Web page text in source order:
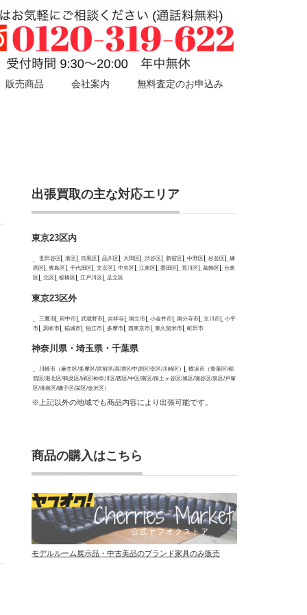
販売商品 会社案内 無料査定のお申込み
出張買取の主な対応エリア
東京23区内
世田谷区 港区 目黒区 品川区 大田区 渋谷区 新宿区 中野区 杉並区
練
馬区
豊島区 千代田区 文京区 中央区 江東区 墨田区 荒川区 葛飾区
台東
区
北区 板橋区 江戸川区 足立区
東京23区外
三鷹市 府中市 武蔵野市 吉祥寺 国立市 小金井市 国分寺市 立川市
小平
市
調布市 稲城市 狛江市 多摩市 西東京市 東久留米市 町田市
神奈川県・埼玉県・千葉県
川崎市（麻生区/多摩区/宮前区/高津区/中原区/幸区/川崎区）
横浜市（青葉区/都
筑区/港北区/鶴見区/緑区/神奈川区/西区/中区/南区/保土ヶ谷区/旭区/瀬谷区/泉区/戸塚
区/港南区/磯子区/栄区/金沢区）
※上記以外の地域でも商品内容により出張可能です。
商品の購入はこちら
モデルルーム展示品・中古美品のブランド家具のみ販売